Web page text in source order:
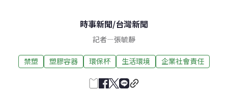
時事新聞/台灣新聞
記者—張毓靜
禁塑 塑膠容器 環保杯 生活環境 企業社會責任